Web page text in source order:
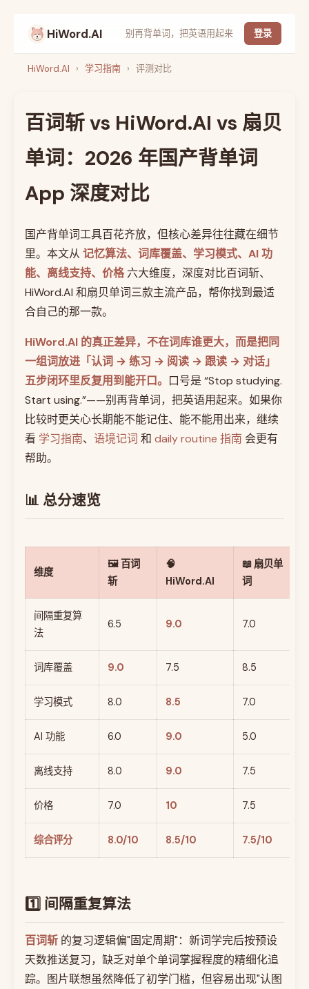
HiWord.AI 别再背单词，把英语用起来 登录
HiWord.AI › 学习指南 › 评测对比
百词斩 vs HiWord.AI vs 扇贝
单词：2026 年国产背单词
App 深度对比
国产背单词工具百花齐放，但核心差异往往藏在细节
里。本文从 记忆算法、词库覆盖、学习模式、AI 功
能、离线支持、价格六大维度，深度对比百词斩、
HiWord.AI 和扇贝单词三款主流产品，帮你找到最适
合自己的那一款。
HiWord.AI 的真正差异，不在词库谁更大，而是把同
一组词放进「认词 → 练习 → 阅读 → 跟读 → 对话」
五步闭环里反复用到能开口。 口号是 “Stop studying.
Start using.”——别再背单词，把英语用起来。如果你
比较时更关心长期能不能记住、能不能用出来，继续
看 学习指南、 语境记词 和 daily routine 指南 会更有
帮助。
📊 总分速览
维度
🖼️ 百词
斩
🧠
HiWord.AI
📖 扇贝单
词
间隔重复算
法
6.5 9.0 7.0
词库覆盖 9.0 7.5 8.5
学习模式 8.0 8.5 7.0
AI 功能 6.0 9.0 5.0
离线支持 8.0 9.0 7.5
价格 7.0 10 7.5
综合评分 8.0/10 8.5/10 7.5/10
1️⃣ 间隔重复算法
百词斩 的复习逻辑偏"固定周期"：新词学完后按预设
天数推送复习，缺乏对单个单词掌握程度的精细化追
踪。图片联想虽然降低了初学门槛，但容易出现"认图